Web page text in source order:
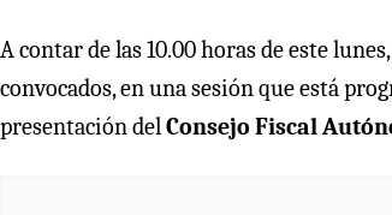
A contar de las 10.00 horas de este
convocados, en una sesión que está
presentación delConsejo Fiscal